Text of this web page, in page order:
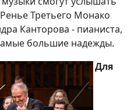
Третьего Монако
Канторова - пианиста,
большие надежды.
Для